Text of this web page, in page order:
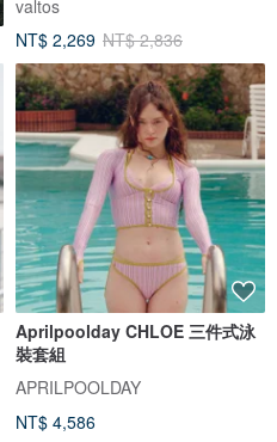
valtos
NT$ 2,269 NT$ 2,836
Aprilpoolday CHLOE 三件式泳
裝套組
APRILPOOLDAY
NT$ 4,586